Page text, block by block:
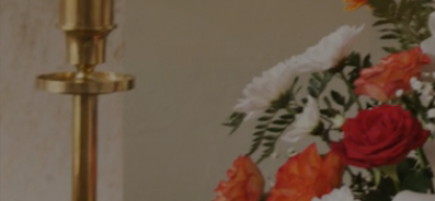
Att planera begravning
Allt du behöver tänka på